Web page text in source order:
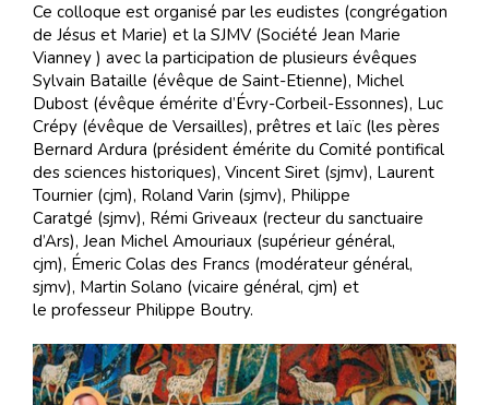
Ce colloque est organisé par les eudistes (congrégation
de Jésus et Marie) et la SJMV (Société Jean Marie
Vianney ) avec la participation de plusieurs évêques
Sylvain Bataille (évêque de Saint-Etienne), Michel
Dubost (évêque émérite d’Évry-Corbeil-Essonnes), Luc
Crépy (évêque de Versailles), prêtres et laïc (les pères
Bernard Ardura (président émérite du Comité pontifical
des sciences historiques), Vincent Siret (sjmv), Laurent
Tournier (cjm), Roland Varin (sjmv), Philippe
Caratgé (sjmv), Rémi Griveaux (recteur du sanctuaire
d’Ars), Jean Michel Amouriaux (supérieur général,
cjm), Émeric Colas des Francs (modérateur général,
sjmv), Martin Solano (vicaire général, cjm) et
le professeur Philippe Boutry.